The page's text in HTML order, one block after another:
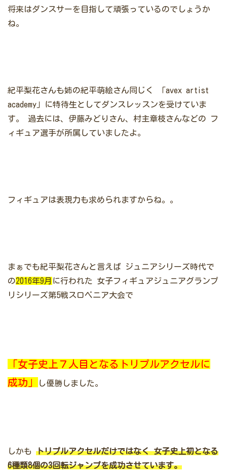
将来はダンスサーを目指して頑張っているのでしょうか
ね。
紀平梨花さんも姉の紀平萌絵さん同じく
「avex artist
academy」に特待生としてダンスレッスンを受けていま
す。
過去には、伊藤みどりさん、村主章枝さんなどの フ
ィギュア選手が所属していましたよ。
フィギュアは表現力も求められますからね。。
まぁでも紀平梨花さんと言えば ジュニアシリーズ時代で
の2016年9月 に行われた
女子フィギュアジュニアグランプ
リシリーズ第5戦スロベニア大会で
「女子史上７人目となるトリプルアクセルに
成功」
し優勝しました。
しかも トリプルアクセルだけではなく女子史上初となる
6種類8個の3回転ジャンプを成功させています。